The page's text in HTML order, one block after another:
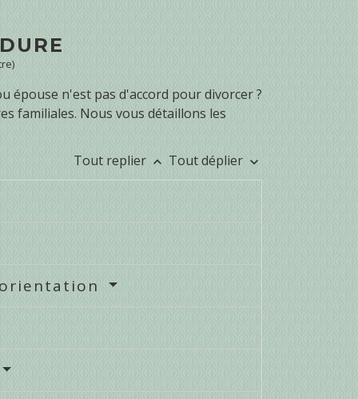
épouse n'est pas d'accord pour divorcer ?
familiales. Nous vous détaillons les
Tout replier keyboard_arrow_up Tout déplier keyboard_arrow_down